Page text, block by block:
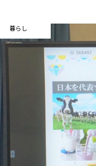
暮らし